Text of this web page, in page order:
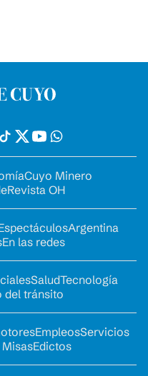
Cuyo Minero
Revista OH
Argentina
En las redes
SaludTecnología
del tránsito
EmpleosServicios
Edictos